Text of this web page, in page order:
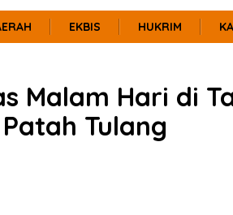
EKBIS HUKRIM
Malam Hari di
Tulang